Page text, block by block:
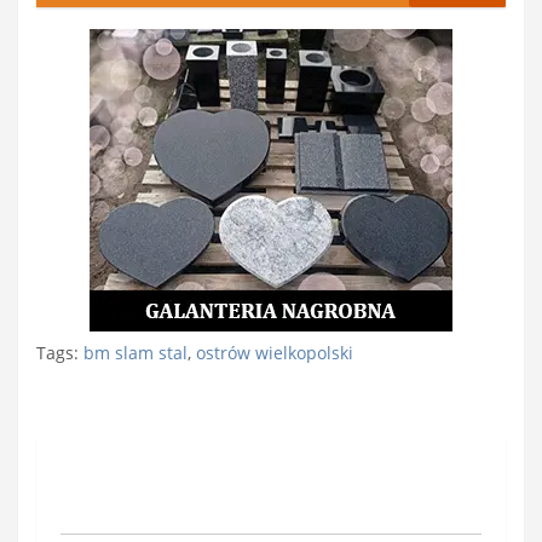
Tags: bm slam stal, ostrów wielkopolski